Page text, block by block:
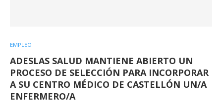
EMPLEO
ADESLAS SALUD MANTIENE ABIERTO UN
PROCESO DE SELECCIÓN PARA INCORPORAR
A SU CENTRO MÉDICO DE CASTELLÓN UN/A
ENFERMERO/A